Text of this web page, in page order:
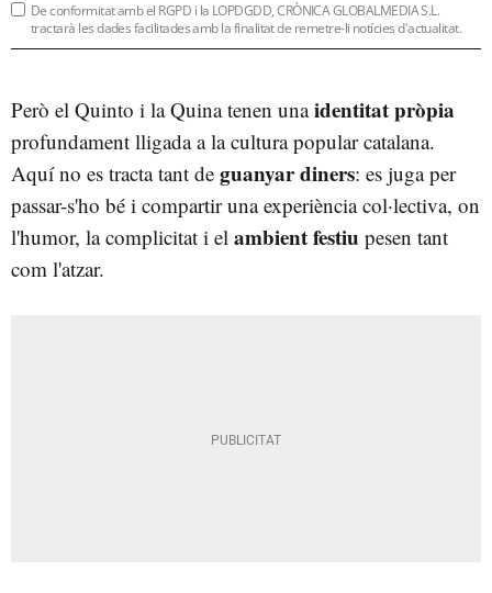
De conformitat amb el RGPD i la LOPDGDD, CRÒNICA GLOBALMEDIA S.L.
tractarà les dades facilitades amb la finalitat de remetre-li notícies d'actualitat.
Però el Quinto i la Quina tenen unaidentitat pròpia
profundament lligada a la cultura popular catalana.
Aquí no es tracta tant de guanyar diners: es juga per
passar-s'ho bé i compartir una experiència col·lectiva, on
l'humor, la complicitat i el ambient festiu pesen tant
com l'atzar.